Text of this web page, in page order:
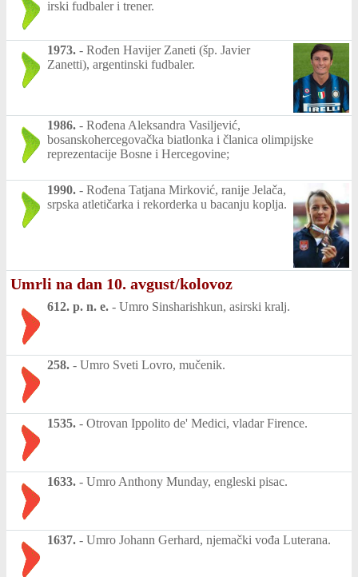
irski fudbaler i trener.
1973. - Rođen Havijer Zaneti (šp. Javier
Zanetti), argentinski fudbaler.
1986. - Rođena Aleksandra Vasiljević,
bosanskohercegovačka biatlonka i članica olimpijske
reprezentacije Bosne i Hercegovine;
1990. - Rođena Tatjana Mirković, ranije Jelača,
srpska atletičarka i rekorderka u bacanju koplja.
Umrli na dan 10. avgust/kolovoz
612. p. n. e. - Umro Sinsharishkun, asirski kralj.
258. - Umro Sveti Lovro, mučenik.
1535. - Otrovan Ippolito de' Medici, vladar Firence.
1633. - Umro Anthony Munday, engleski pisac.
1637. - Umro Johann Gerhard, njemački vođa Luterana.